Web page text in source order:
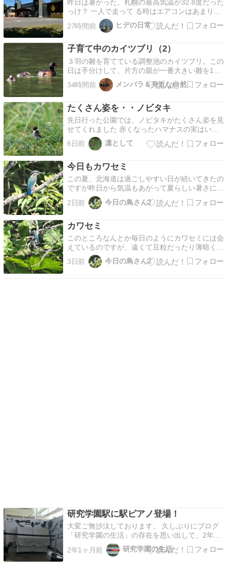
昨日は暑かった、札幌の最高気温が32.8度だった
っけ？ 一人で走って る時はエアコンはあまり使
わない派なんですがさすがに無理、道東は札 幌
以上に暑くてエアコンの使用頻度が爆上がりでし
費は悪化、リッターあたり 25キロの数値が出
た、前日宇…
27時間前 ヒデの日常
子育て中のカイツブリ（2）
３羽の雛を育てている調整池のカイツブリ。この
日は手分けして、片方の親が一番大きい雛を1
羽、もう片方が2羽の雛を連れていました。小魚
を捕まえても、すぐには給餌せずに、後を追いか
が小さい2羽の雛は、もう片方の親にまとわりつ
いていました。こ…
34時間前 メンバラ＆身近な自然
たくさん姿を・・ノビタキ
先日行った公園では、ノビタキがたくさん姿を見
せてくれました 赤くなったハマナスの実はいっ
ぱいあるに、まだ赤くなっていない所にとまらな
くても・・(＝◇＝;) メスもあちこち場所を変え
ノビタキですが、ここでたくさん見ることが出来
て良かったで…
6日前 凛として
今日もカワセミ
この夏、北海道は過ごしやすい日が続いてきたの
ですが昨日から気温もあがって夏らしい暑さにな
ってきました。恵庭島松のアメダスでは最高気温
は29.7℃と真夏日一歩手前ですが 鳥見に出かけ
なったようで途中車載の外気温計は北広を過ぎた
あたりから3…
2日前 今日の鳥さん2
カワセミ
このところなんとか毎日のようにカワセミには会
えているのですが、遠くて豆粒だったり薄暗くぶ
れたりでなかなか満足のいく写真は撮れません。
それでもBlogをお休み続きにもできないの
3日前 今日の鳥さん2
研究学園駅に駅ピアノ登場！
大変ご無沙汰しております。 久しぶりにブログ
「研究学園の生活」の存在を思い出して、2年ぶ
りにログインして新たな記事を書いてみます。
さて先日、研究学園駅の改札に向かっていくと、
2年1ヶ月前 研究学園の生活